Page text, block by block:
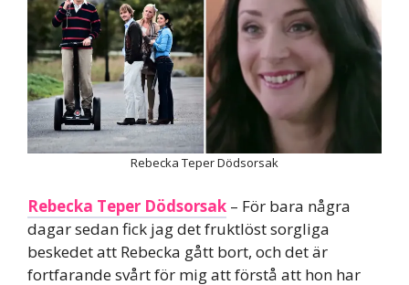
Rebecka Teper Dödsorsak
Rebecka Teper Dödsorsak – För bara några
dagar sedan fick jag det fruktlöst sorgliga
beskedet att Rebecka gått bort, och det är
fortfarande svårt för mig att förstå att hon har